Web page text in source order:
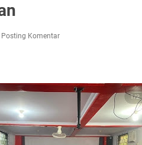
Dari Hawa Nafsu?
Samsat Keliling Kuningan Kamis 6 Agustus
Posting Komentar